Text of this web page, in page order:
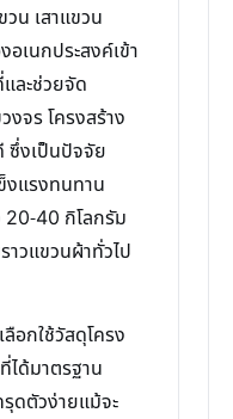
น เสาแขวน
อเนกประสงค์เข้า
ละช่วยจัด
งจร โครงสร้าง
งเป็นปัจจัย
แรงทนทาน
20-40 กิโลกรัม
วแขวนผ้าทั่วไป
อกใช้วัสดุโครง
ได้มาตรฐาน
ดตัวง่ายแม้จะ